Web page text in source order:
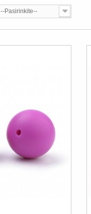
--Pasirinkite--